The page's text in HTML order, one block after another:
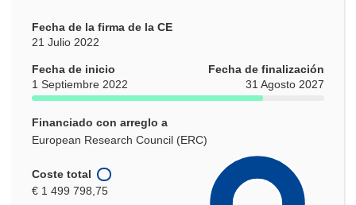
Fecha de la firma de la CE
21 Julio 2022
Fecha de inicio
1 Septiembre 2022
Fecha de finalización
31 Agosto 2027
Financiado con arreglo a
European Research Council (ERC)
Coste total
€ 1 499 798,75